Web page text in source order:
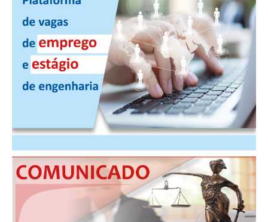
FGTS CORREÇÃO
LEGISLAÇÃO
LEI 4.950-A/1966 – PISO SALARIAL
LEI 5.194/1966 – REGULAMENTAÇÃO DA PROFISSÃO
HOMOLOGAÇÕES
PISO SALARIAL
FIQUE POR DENTRO